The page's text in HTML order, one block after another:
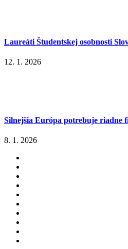
Laureáti Študentskej osobnosti
12. 1. 2026
Silnejšia Európa potrebuje riadne
8. 1. 2026